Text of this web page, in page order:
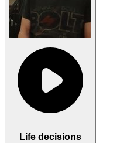
Life decisions